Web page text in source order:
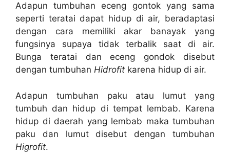
Adapun tumbuhan eceng gontok yang sama
seperti teratai dapat hidup di air, beradaptasi
dengan cara memiliki akar banayak yang
fungsinya supaya tidak terbalik saat di air.
Bunga teratai dan eceng gondok disebut
dengan tumbuhan Hidrofit karena hidup di air.
Adapun tumbuhan paku atau lumut yang
tumbuh dan hidup di tempat lembab. Karena
hidup di daerah yang lembab maka tumbuhan
paku dan lumut disebut dengan tumbuhan
Higrofit.